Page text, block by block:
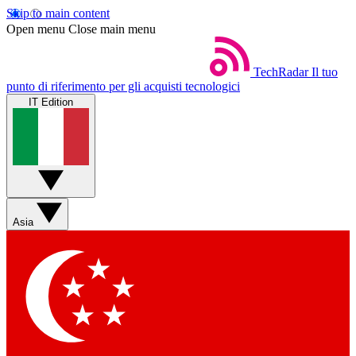
Skip to main content
Open menu Close main menu
TechRadar Il tuo
punto di riferimento per gli acquisti tecnologici
IT Edition
Asia